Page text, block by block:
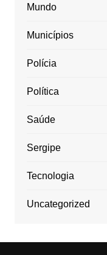
Mundo
Municípios
Polícia
Política
Saúde
Sergipe
Tecnologia
Uncategorized